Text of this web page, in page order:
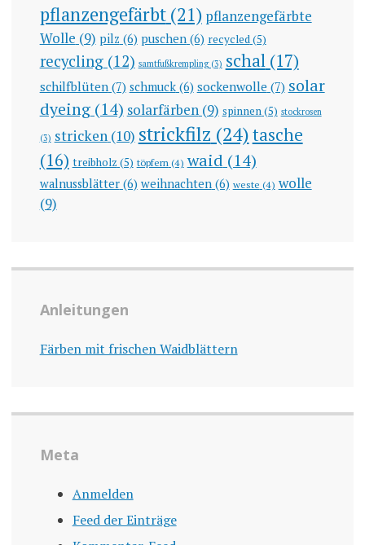
pflanzengefärbt(21) pflanzengefärbte
Wolle (9) pilz (6) puschen(6) recycled (5)
recycling(12) samtfußkrempling(3) schal (17)
schilfblüten(7) schmuck(6) sockenwolle(7) solar
dyeing(14) solarfärben (9) spinnen (5) stockrosen
(3) stricken (10) strickfilz (24)tasche
(16) treibholz (5) töpfern (4) waid (14)
walnussblätter(6) weihnachten(6) weste (4) wolle
(9)
Anleitungen
Färben mit frischen Waidblättern
Meta
Anmelden
Feed der Einträge